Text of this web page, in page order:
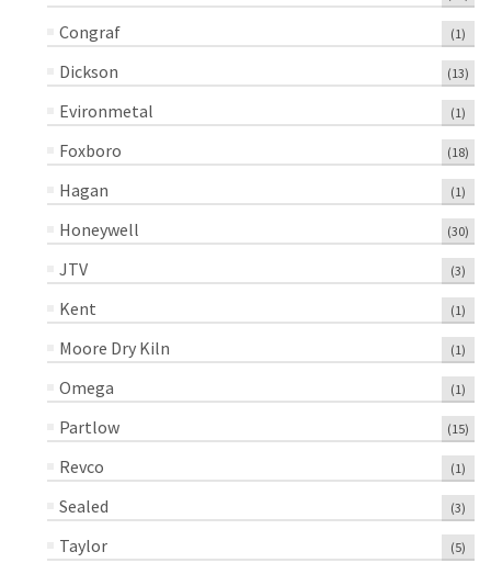
Congraf (1)
Dickson (13)
Evironmetal (1)
Foxboro (18)
Hagan (1)
Honeywell (30)
JTV (3)
Kent (1)
Moore Dry Kiln (1)
Omega (1)
Partlow (15)
Revco (1)
Sealed (3)
Taylor (5)